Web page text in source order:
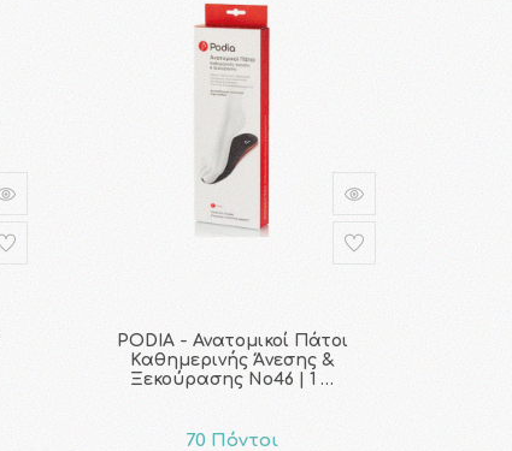
PODIA - Ανατομικοί Πάτοι
Καθημερινής Άνεσης &
Ξεκούρασης No46 | 1 …
70 Πόντοι